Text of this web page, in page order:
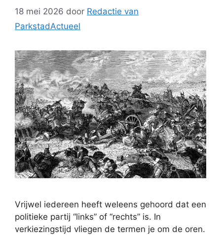
18 mei 2026 door Redactie van
ParkstadActueel
Vrijwel iedereen heeft weleens gehoord dat een
politieke partij “links” of “rechts” is. In
verkiezingstijd vliegen de termen je om de oren.